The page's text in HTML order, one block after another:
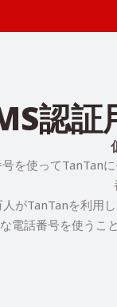
認
を使ってTanTan
がTanTanを利用
電話番号を使うこ